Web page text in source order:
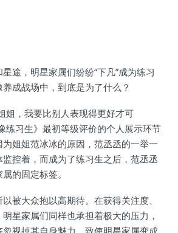
途，明星家属们纷纷“下凡”成为练习
成战场中，到底是为了什么？
姐，我要比别人表现得更好才可
练习生》最初等级评价的个人展示环节
姐姐范冰冰的原因，范丞丞的一举一
控着，而成为了练习生之后，范丞丞
的固定标签。
被大众抱以高期待。在获得关注度、
星家属们同样也承担着极大的压力，
视掉其自身魅力，致使明星家属变成